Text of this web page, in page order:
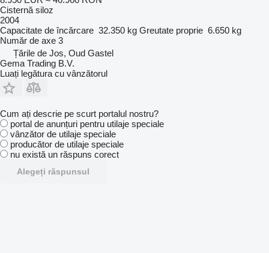
Cisternă siloz
2004
Capacitate de încărcare 32.350 kg Greutate proprie 6.650 kg
Număr de axe 3
Țările de Jos, Oud Gastel
Gema Trading B.V.
Luați legătura cu vânzătorul
Cum ați descrie pe scurt portalul nostru?
portal de anunțuri pentru utilaje speciale
vânzător de utilaje speciale
producător de utilaje speciale
nu există un răspuns corect
Alegeți răspunsul